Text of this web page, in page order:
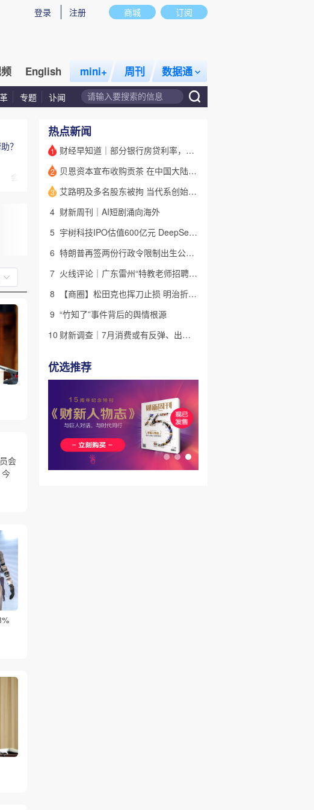
商城 订阅
登录 注册
English mini+ 周刊 数据通
专题 讣闻
？
会议 话题 特别呈现 私房课
会
热点新闻
1 财经早知道｜部分银行房贷利率，降至“2字头
2 贝恩资本宣布收购贡茶 在中国大陆无法注册商标后退出市场
3
艾路明及多名股东被拘 当代系创始人因何此时被清算
4 财新周刊｜AI短剧涌向海外
5
宇树科技IPO估值600亿元 DeepSeek参与战略配售
6
特朗普再签两份行政令限制出生公民权 意图打击生育旅游产业
7
火线评论｜广东雷州“特教老师招聘违规”很雷，仍有诸多疑点
8
【商圈】松田克也挥刀止损 明治折戟中国乳业
9 “竹知了”事件背后的舆情根源
10
财新调查｜7月消费或有反弹、出口维持强劲 受哪些因素带动？
优选推荐